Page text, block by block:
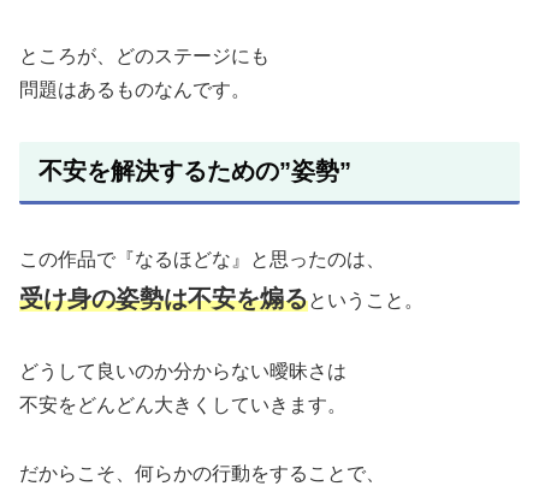
ところが、どのステージにも
問題はあるものなんです。
不安を解決するための”姿勢”
この作品で『なるほどな』と思ったのは、
受け身の姿勢は不安を煽るということ。
どうして良いのか分からない曖昧さは
不安をどんどん大きくしていきます。
だからこそ、何らかの行動をすることで、